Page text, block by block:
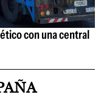
con una central